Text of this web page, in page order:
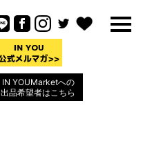
IN YOUMarketへの
出品希望者はこちら